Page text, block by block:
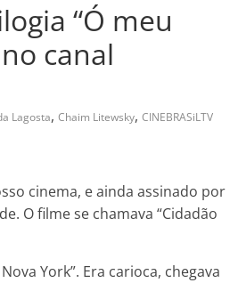
“Ó meu
canal
Lagosta, Chaim Litewsky, CINEBRASiLTV
cinema, e ainda assinado por
O filme se chamava “Cidadão
York”. Era carioca, chegava